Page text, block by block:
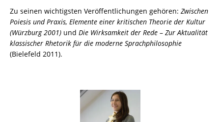
Zu seinen wichtigsten Veröffentlichungen gehören: Zwischen
Poiesis und Praxis, Elemente einer kritischen Theorie der Kultur
(Würzburg 2001) und Die Wirksamkeit der Rede – Zur Aktualität
klassischer Rhetorik für die moderne Sprachphilosophie
(Bielefeld 2011).